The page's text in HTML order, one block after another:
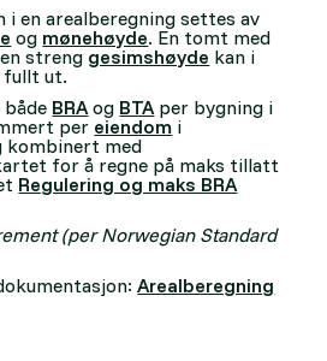
i en arealberegning settes av
og mønehøyde. En tomt med
streng gesimshøyde kan i
fullt ut.
BRAog BTAper bygning i
per eiendom i
kombinert med
for å regne på maks tillatt
Regulering og maks BRA
(per Norwegian Standard
Arealberegning